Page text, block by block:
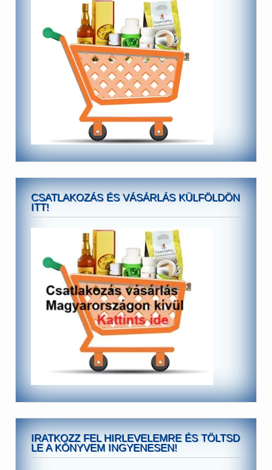
CSATLAKOZÁS ÉS VÁSÁRLÁS KÜLFÖLDÖN
ITT!
IRATKOZZ FEL HIRLEVELEMRE ÉS TÖLTSD
LE A KÖNYVEM INGYENESEN!